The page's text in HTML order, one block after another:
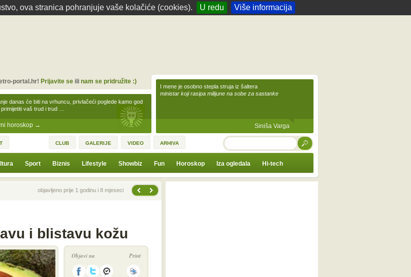
ova stranica pohranjuje vaše kolačiće (cookies). U redu Više informacija
horoskop →
danas će biti na vrhuncu, privlačeći poglede kamo god
vaš trud i trud …
portal.hr! Prijavite seili nam se pridružite :)
I mene je osobno stepla struja iz šaltera
ministar koji rasipa milijune na sobe za sastanke
Siniša Varga
CLUB GALERIJE VIDEO ARHIVA TRAŽI
Sport Biznis Lifestyle Showbiz Fun Horoskop Iza ogledala Hi-tech
vijest
objavljeno prije 1 godinu i 8 mjeseci
i blistavu kožu
Objavi na Print